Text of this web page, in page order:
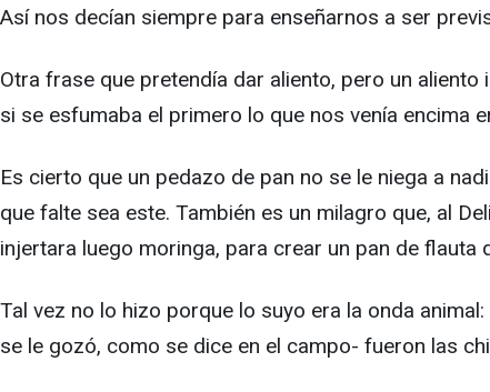
Así nos decían siempre para enseñarnos a ser
Otra frase que pretendía dar aliento, pero un
si se esfumaba el primero lo que nos venía encima
Es cierto que un pedazo de pan no se le niega a
que falte sea este. También es un milagro que, al
injertara luego moringa, para crear un pan de
Tal vez no lo hizo porque lo suyo era la onda
se le gozó, como se dice en el campo- fueron las